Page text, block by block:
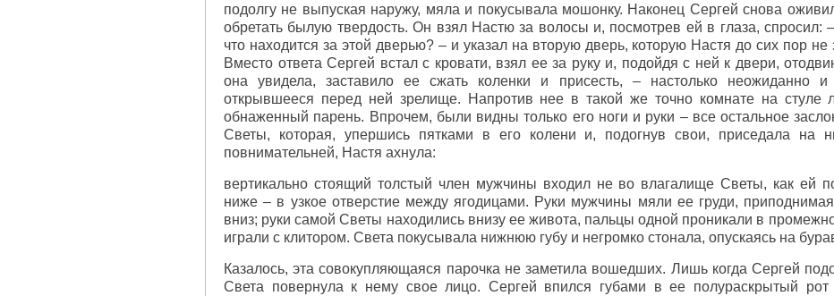
подолгу не выпуская наружу, мяла и покусывала мошонку. Наконец Сергей снова
обретать былую твердость. Он взял Настю за волосы и, посмотрев ей в глаза, спросил:
что находится за этой дверью? – и указал на вторую дверь, которую Настя до сих пор
Вместо ответа Сергей встал с кровати, взял ее за руку и, подойдя с ней к двери,
она увидела, заставило ее сжать коленки и присесть, – настолько неожиданно
открывшееся перед ней зрелище. Напротив нее в такой же точно комнате на стуле
обнаженный парень. Впрочем, были видны только его ноги и руки – все остальное
Светы, которая, упершись пятками в его колени и, подогнув свои, приседала на
повнимательней, Настя ахнула:
вертикально стоящий толстый член мужчины входил не во влагалище Светы, как ей
ниже – в узкое отверстие между ягодицами. Руки мужчины мяли ее груди,
вниз; руки самой Светы находились внизу ее живота, пальцы одной проникали в
играли с клитором. Света покусывала нижнюю губу и негромко стонала, опускаясь на
Казалось, эта совокупляющаяся парочка не заметила вошедших. Лишь когда Сергей
Света повернула к нему свое лицо. Сергей впился губами в ее полураскрытый